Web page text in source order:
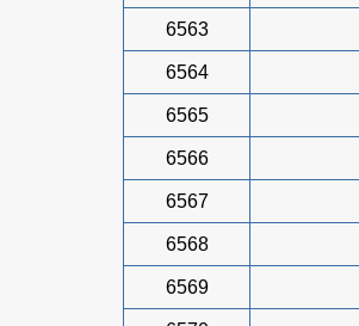
6563
6564
6565
6566
6567
6568
6569